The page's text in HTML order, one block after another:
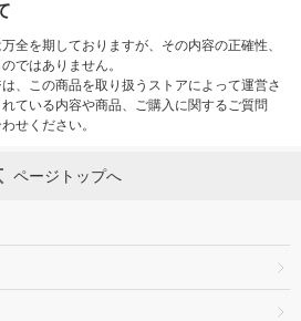
全を期しておりますが、その内容の正確性、
ではありません。
、この商品を取り扱うストアによって運営さ
ている内容や商品、ご購入に関するご質問
せください。
ページトップへ